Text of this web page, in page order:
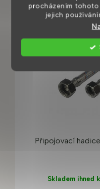
procházením tohoto
jejich
Připojovací
Skladem ihned